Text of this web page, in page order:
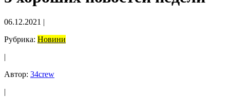
06.12.2021 |
Рубрика: Новини
|
Автор: 34crew
|